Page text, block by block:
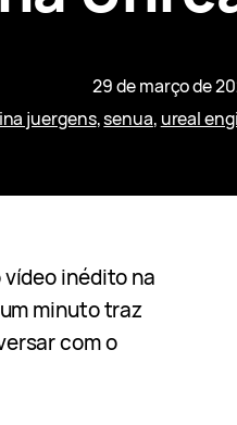
29 de março de
juergens, senua, ureal
inédito na
minuto traz
com o